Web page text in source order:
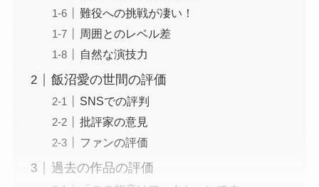
難役への挑戦が凄い！
周囲とのレベル差
自然な演技力
飯沼愛の世間の評価
SNSでの評判
批評家の意見
ファンの評価
過去の作品の評価